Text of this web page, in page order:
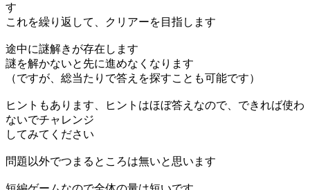
す
これを繰り返して、クリアーを目指します
途中に謎解きが存在します
謎を解かないと先に進めなくなります
（ですが、総当たりで答えを探すことも可能です）
ヒントもあります、ヒントはほぼ答えなので、できれば使わ
ないでチャレンジ
してみてください
問題以外でつまるところは無いと思います